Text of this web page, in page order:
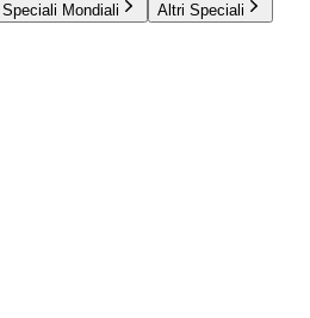
Speciali Mondiali Altri Speciali